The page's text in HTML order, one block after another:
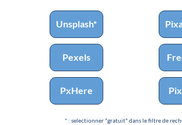
Unsplash*
Pexels
PxHere
* : selectionner "gratuit" dans le filtre de